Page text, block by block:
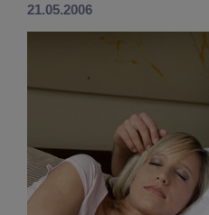
21.05.2006